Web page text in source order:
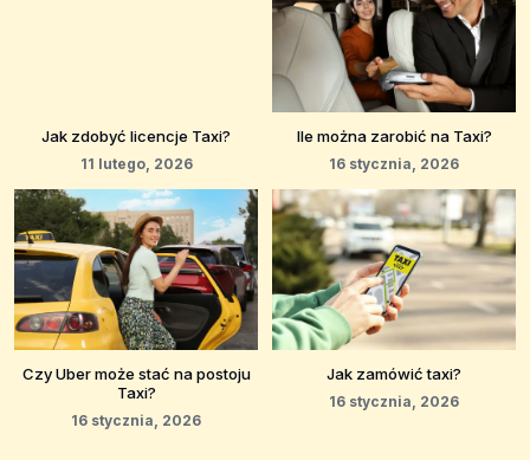
Jak zdobyć licencje Taxi?
11 lutego, 2026
Ile można zarobić na Taxi?
16 stycznia, 2026
Czy Uber może stać na postoju
Taxi?
16 stycznia, 2026
Jak zamówić taxi?
16 stycznia, 2026